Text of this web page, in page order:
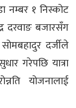
नम्बर १ निस्कोट
दरवाङ बजारसँग
दर्जीले
गरेपछि यात्रा
योजनालाई